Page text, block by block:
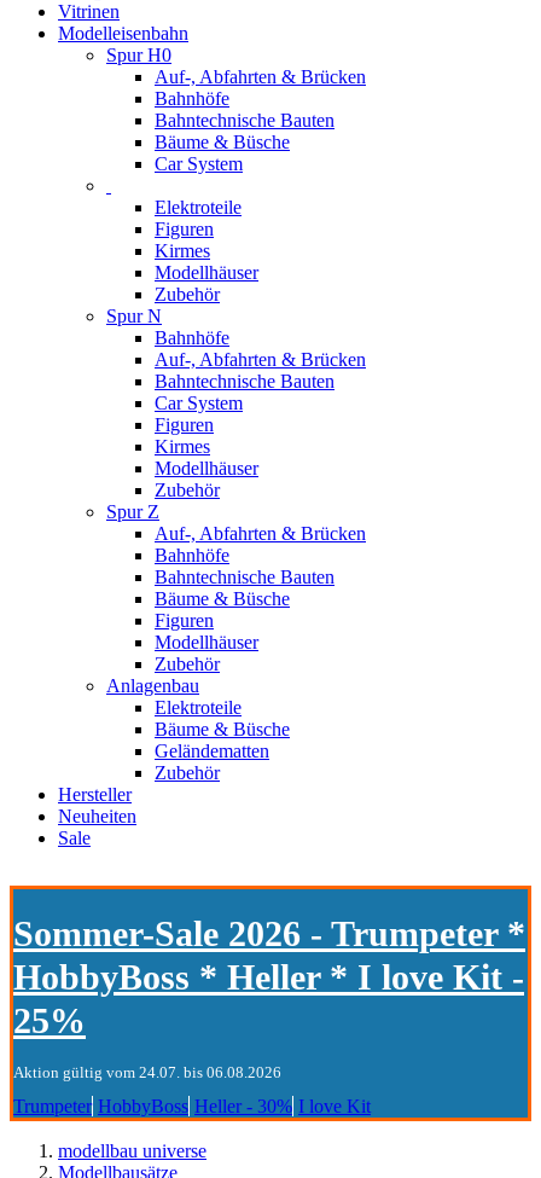
Vitrinen
Modelleisenbahn
Spur H0
Auf-, Abfahrten & Brücken
Bahnhöfe
Bahntechnische Bauten
Bäume & Büsche
Car System
Elektroteile
Figuren
Kirmes
Modellhäuser
Zubehör
Spur N
Bahnhöfe
Auf-, Abfahrten & Brücken
Bahntechnische Bauten
Car System
Figuren
Kirmes
Modellhäuser
Zubehör
Spur Z
Auf-, Abfahrten & Brücken
Bahnhöfe
Bahntechnische Bauten
Bäume & Büsche
Figuren
Modellhäuser
Zubehör
Anlagenbau
Elektroteile
Bäume & Büsche
Geländematten
Zubehör
Hersteller
Neuheiten
Sale
Sommer-Sale 2026 - Trumpeter *
HobbyBoss * Heller * I love Kit -
25%
Aktion gültig vom 24.07. bis 06.08.2026
Trumpeter HobbyBoss Heller - 30% I love Kit
modellbau universe
Modellbausätze